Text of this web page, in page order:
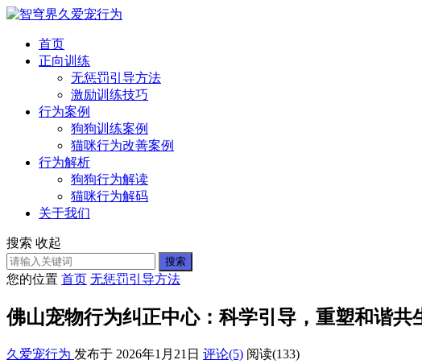
首页
正向训练
无惩罚引导方法
激励训练技巧
行为案例
狗狗训练案例
猫咪行为改善案例
行为解析
狗狗行为解读
猫咪行为解码
关于我们
搜索 收起
搜索
您的位置 首页 无惩罚引导方法
佛山宠物行为纠正中心：科学引导，重塑和谐共
久爱宠行为 发布于 2026年1月21日 评论(5) 阅读(133)